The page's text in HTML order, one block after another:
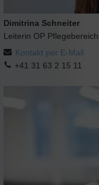
Dimitrina Schneiter
Leiterin OP Pflegebereich
Kontakt per E-Mail
+41 31 63 2 15 11